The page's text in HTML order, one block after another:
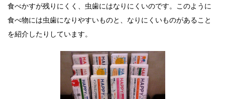
食べかすが残りにくく、虫歯にはなりにくいのです。このように
食べ物には虫歯になりやすいものと、なりにくいものがあること
を紹介したりしています。